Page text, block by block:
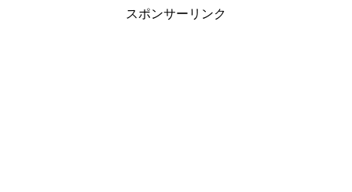
スポンサーリンク